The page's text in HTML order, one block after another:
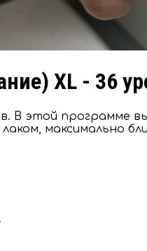
XL - 36
В этой программе
максимально